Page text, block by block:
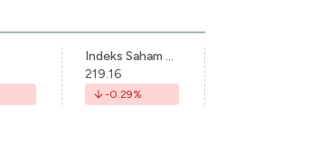
Indeks Saham Syariah Indonesia
219.16
-0.29%